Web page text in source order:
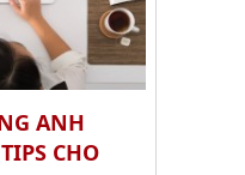
ANH
CHO